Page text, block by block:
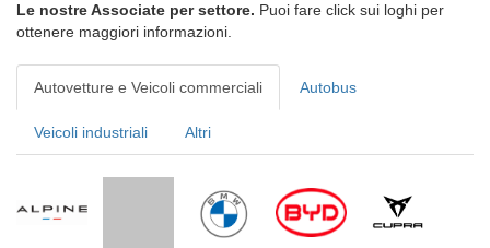
Le nostre Associate per settore. Puoi fare click sui loghi per
ottenere maggiori informazioni.
Autovetture e Veicoli commerciali Autobus
Veicoli industriali Altri